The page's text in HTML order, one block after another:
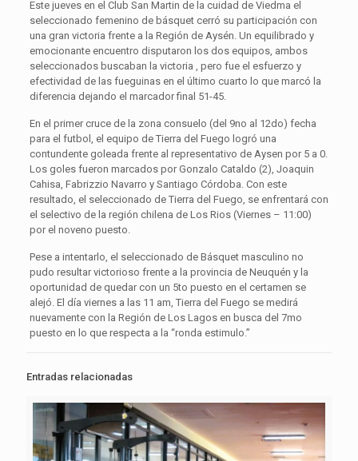
Este jueves en el Club San Martin de la cuidad de Viedma el
seleccionado femenino de básquet cerró su participación con
una gran victoria frente a la Región de Aysén. Un equilibrado y
emocionante encuentro disputaron los dos equipos, ambos
seleccionados buscaban la victoria , pero fue el esfuerzo y
efectividad de las fueguinas en el último cuarto lo que marcó la
diferencia dejando el marcador final 51-45.
En el primer cruce de la zona consuelo (del 9no al 12do) fecha
para el futbol, el equipo de Tierra del Fuego logró una
contundente goleada frente al representativo de Aysen por 5 a 0.
Los goles fueron marcados por Gonzalo Cataldo (2), Joaquin
Cahisa, Fabrizzio Navarro y Santiago Córdoba. Con este
resultado, el seleccionado de Tierra del Fuego, se enfrentará con
el selectivo de la región chilena de Los Rios (Viernes – 11:00)
por el noveno puesto.
Pese a intentarlo, el seleccionado de Básquet masculino no
pudo resultar victorioso frente a la provincia de Neuquén y la
oportunidad de quedar con un 5to puesto en el certamen se
alejó. El día viernes a las 11 am, Tierra del Fuego se medirá
nuevamente con la Región de Los Lagos en busca del 7mo
puesto en lo que respecta a la “ronda estimulo.”
Entradas relacionadas